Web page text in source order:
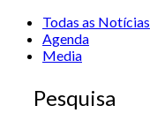
Todas as Notícias
Agenda
Media
Pesquisa